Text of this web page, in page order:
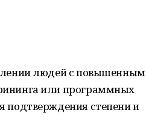
людей с повышенным
или программных
подтверждения степени и